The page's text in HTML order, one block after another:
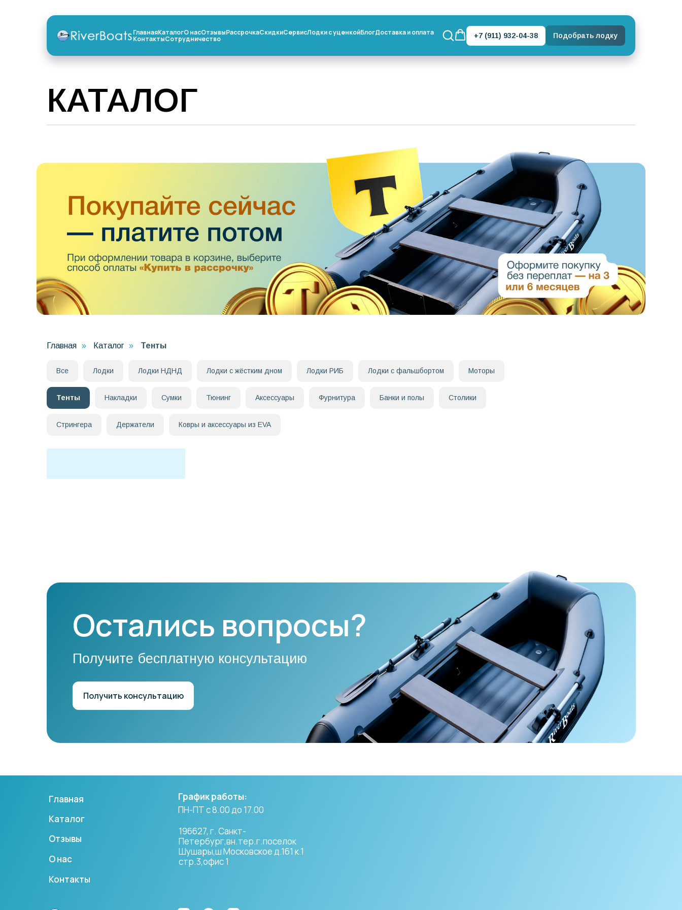
ГлавнаяКаталогО насОтзывыРассрочкаСкидкиСервисЛодки с уценкойБлогДоставка и оплата
КонтактыСотрудничество +7 (911) 932-04-38 Подобрать лодку
КАТАЛОГ
Главная » Каталог » Тенты
Все Лодки Лодки НДНД Лодки с жёстким дном Лодки РИБ Лодки с фальшбортом Моторы
Тенты Накладки Сумки Тюнинг Аксессуары Фурнитура Банки и полы Столики
Стрингера Держатели Ковры и аксессуары из EVA
Получите бесплатную консультацию
Остались вопросы?
Получить консультацию
Главная
Каталог
Отзывы
О нас
Контакты
196627, г. Санкт-
Петербург,вн.тер.г.поселок
Шушары,ш Московское д.161 к.1
стр.3,офис 1
График работы:
ПН-ПТ с 8.00 до 17.00